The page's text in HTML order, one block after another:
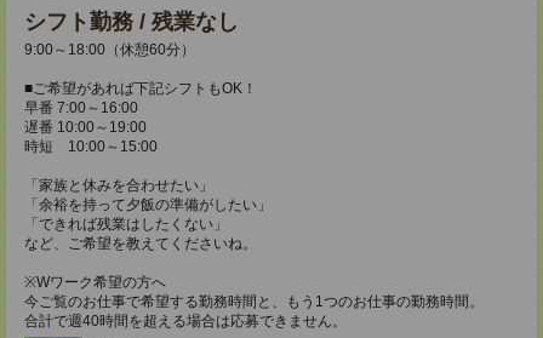
シフト勤務 / 残業なし
9:00～18:00（休憩60分）
■ご希望があれば下記シフトもOK！
早番 7:00～16:00
遅番 10:00～19:00
時短 10:00～15:00
「家族と休みを合わせたい」
「余裕を持って夕飯の準備がしたい」
「できれば残業はしたくない」
など、ご希望を教えてくださいね。
※Wワーク希望の方へ
今ご覧のお仕事で希望する勤務時間と、もう1つのお仕事の勤務時間。
合計で週40時間を超える場合は応募できません。